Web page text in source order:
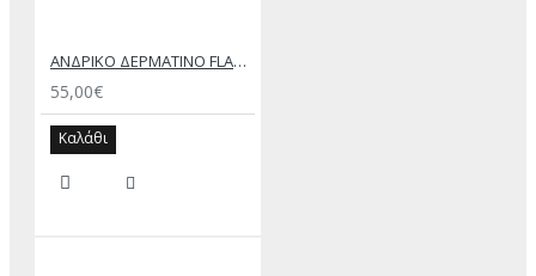
ΑΝΔΡΙΚΟ ΔΕΡΜΑΤΙΝΟ FLAT ΣΑΝΔΑΛΙ ΜΑΥΡΟ ΔΟΥΚΑΣ
55,00€
Καλάθι